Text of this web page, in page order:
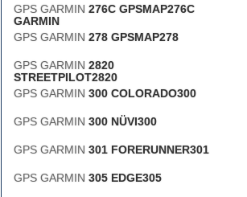
GPS GARMIN 276C GPSMAP276C
GARMIN
GPS GARMIN 278 GPSMAP278
GPS GARMIN 2820
STREETPILOT2820
GPS GARMIN 300 COLORADO300
GPS GARMIN 300 NÜVI300
GPS GARMIN 301 FORERUNNER301
GPS GARMIN 305 EDGE305